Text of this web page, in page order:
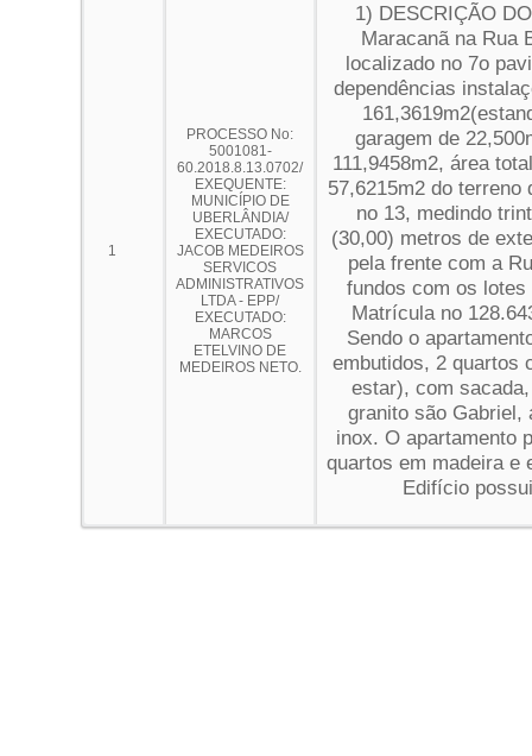
1
PROCESSO No:
5001081-
60.2018.8.13.0702/
EXEQUENTE:
MUNICÍPIO DE
UBERLÂNDIA/
EXECUTADO:
JACOB MEDEIROS
SERVICOS
ADMINISTRATIVOS
LTDA - EPP/
EXECUTADO:
MARCOS
ETELVINO DE
MEDEIROS NETO.
1) DESCRIÇÃO
Maracanã na Rua
localizado no 7o
dependências
garagem de
111,9458m2, área
57,6215m2 do
no 13, medindo
(30,00) metros de
pela frente com a
fundos com os lotes
Matrícula no
Sendo o
embutidos, 2 quartos
estar), com
granito são Gabriel,
inox. O apartamento
quartos em madeira e
Edifício